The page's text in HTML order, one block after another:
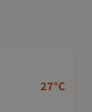
27°C